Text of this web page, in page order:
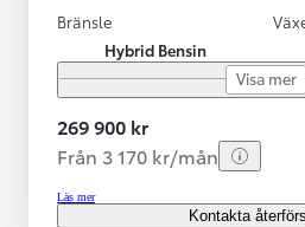
Bränsle
Hybrid Bensin
Visa mer
269 900 kr
Från 3 170 kr/mån
Läs mer
Kontakta